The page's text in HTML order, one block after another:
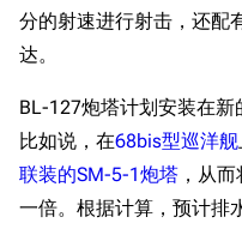
分的射速进行射击，还配
达。
BL-127炮塔计划安装在新
比如说，在68bis型巡洋舰
联装的SM-5-1炮塔 ，从
一倍。根据计算，预计排